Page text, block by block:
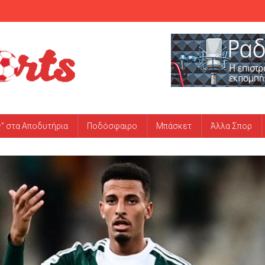
στα Αποδυτήρια Ποδόσφαιρο Μπάσκετ Άλλα Σπορ